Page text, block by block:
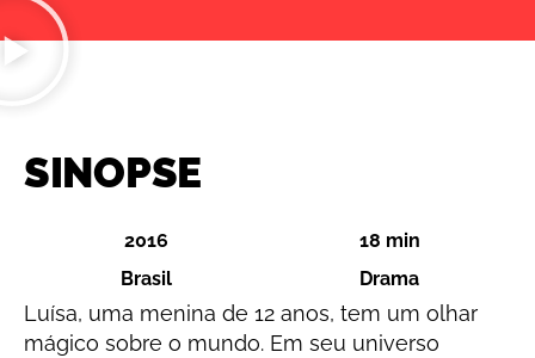
SINOPSE
2016
18 min
Brasil
Drama
Luísa, uma menina de 12 anos, tem um olhar
mágico sobre o mundo. Em seu universo